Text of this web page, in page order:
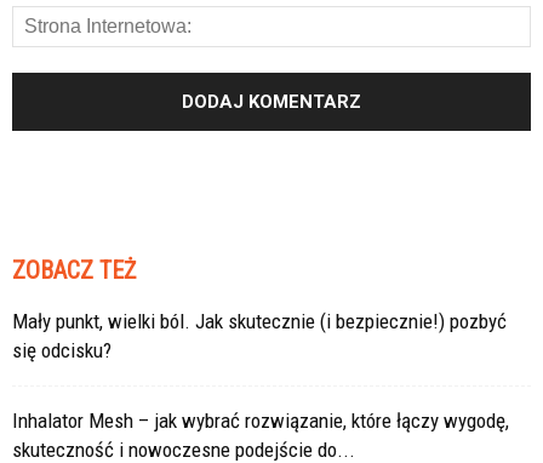
ZOBACZ TEŻ
Mały punkt, wielki ból. Jak skutecznie (i bezpiecznie!) pozbyć
się odcisku?
Inhalator Mesh – jak wybrać rozwiązanie, które łączy wygodę,
skuteczność i nowoczesne podejście do...